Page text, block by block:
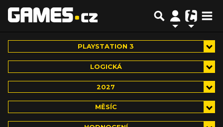
PLAYSTATION 3
LOGICKÁ
2027
MĚSÍC